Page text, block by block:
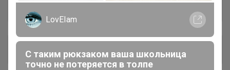
Общий каталог
LovEIam
С таким рюкзаком ваша школьница
точно не потеряется в толпе